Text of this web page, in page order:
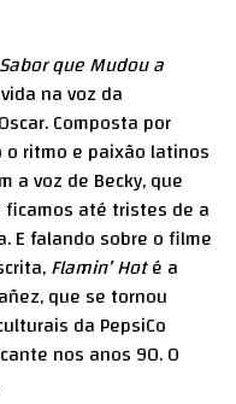
que Mudou a
na voz da
Composta por
o ritmo e paixão latinos
a voz de Becky, que
até tristes de a
E falando sobre o filme
Flamin’ Hoté a
que se tornou
da PepsiCo
nos anos 90. O